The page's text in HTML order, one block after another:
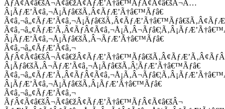
ÃƒÂ¢Ã¢â€šÂ¬Ã¢â€žÂ¢ÃƒÆ’Ã†â€™ÃƒÂ¢Ã¢â€šÂ¬Ã…
Â¡ÃƒÆ’Ã¢â‚¬Å¡Ãƒâ€šÃ‚Â¢ÃƒÆ’Ã†â€™Ãƒâ€
Â¡ÃƒÆ’Ã¢â‚¬Å¡Ãƒâ€šÃ‚Â¬ÃƒÆ’Ã†â€™Ãƒâ€
Ã¢â‚¬â„¢ÃƒÆ’Ã¢â‚¬
Â¡Ãƒâ€šÃ‚Â¬ÃƒÆ’Ã¢â‚¬Å¡Ãƒâ€šÃ‚Â¦ÃƒÆ’Ã†â€™Ãƒâ€
Â¡ÃƒÆ’Ã¢â‚¬Å¡Ãƒâ€šÃ‚Â¡ÃƒÆ’Ã†â€™Ãƒâ€
Ã¢â‚¬â„¢ÃƒÆ’Ã¢â‚¬
ÃƒÂ¢Ã¢â€šÂ¬Ã¢â€žÂ¢ÃƒÆ’Ã†â€™ÃƒÂ¢Ã¢â€šÂ¬